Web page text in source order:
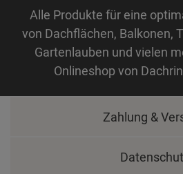
Alle Produkte für eine
von Dachflächen, Balkonen,
Gartenlauben und vielen
Onlineshop von
Zahlung &